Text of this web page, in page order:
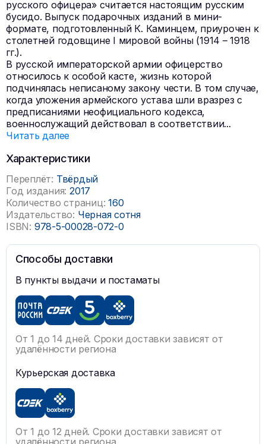
русского офицера» считается настоящим русским
бусидо. Выпуск подарочных изданий в мини-
формате, подготовленный К. Каминцем, приурочен к
столетней годовщине I мировой войны (1914 – 1918
гг.).
В русской императорской армии офицерство
относилось к особой касте, жизнь которой
подчинялась неписаному закону чести. В том случае,
когда уложения армейского устава шли вразрез с
предписаниями неофициального кодекса,
военнослужащий действовал в соответствии...
Читать далее
Характеристики
Переплёт: Твёрдый
Год издания: 2017
Количество страниц: 160
Издательство: Черная сотня
ISBN: 978-5-00028-072-0
Способы доставки
В пункты выдачи и постаматы
От 1 до 14 дней. Сроки доставки зависят от
удалённости региона
Курьерская доставка
От 1 до 12 дней. Сроки доставки зависят от
удалённости региона